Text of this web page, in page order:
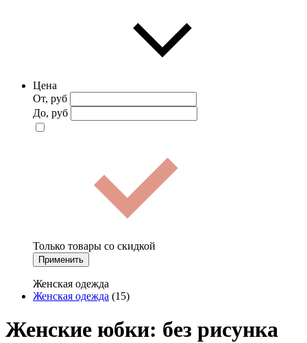
Цена
От, руб
До, руб
Только товары со скидкой
Применить
Женская одежда
Женская одежда (15)
Женские юбки: без рисунка